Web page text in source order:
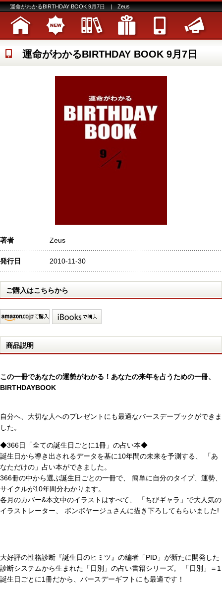
運命がわかるBIRTHDAY BOOK 9月7日 | Zeus
運命がわかるBIRTHDAY BOOK 9月7日
著者 Zeus
発行日 2010-11-30
ご購入はこちらから
商品説明
この一冊であなたの運勢がわかる！あなたの来年を占うための一冊、
BIRTHDAYBOOK
自分へ、大切な人へのプレゼントにも最適なバースデーブックができま
した。
◆366日「全ての誕生日ごとに1冊」の占い本◆
誕生日から導き出されるデータを基に10年間の未来を予測する、 「あ
なただけの」占い本ができました。
366冊の中から選ぶ誕生日ごとの一冊で、 簡単に自分のタイプ、運勢、
サイクルが10年間分わかります。
各月のカバー&本文中のイラストはすべて、 「ちびギャラ」で大人気の
イラストレーター、 ボンボヤージュさんに描き下ろしてもらいました!
大好評の性格診断『誕生日のヒミツ』の編者「PID」が新たに開発した
診断システムから生まれた「日別」の占い書籍シリーズ。 「日別」＝1
誕生日ごとに1冊だから、バースデーギフトにも最適です！